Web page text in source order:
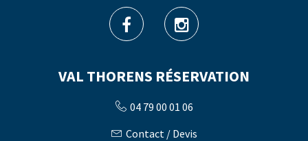
VAL THORENS RÉSERVATION
04 79 00 01 06
Contact / Devis